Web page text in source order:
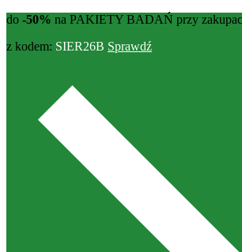
do -50% na PAKIETY BADAŃ przy
z kodem: SIER26B Sprawdź